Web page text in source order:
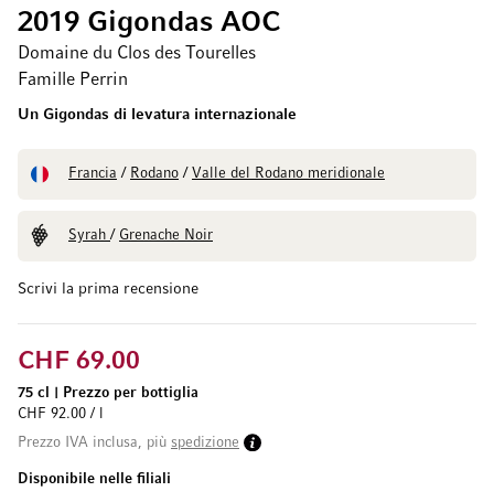
Scrivi la prima recensione
2019 Gigondas AOC
Domaine du Clos des Tourelles
Famille Perrin
Un Gigondas di levatura internazionale
Francia / Rodano / Valle del Rodano meridionale
Syrah/ Grenache Noir
CHF 69.00
75 cl
Prezzo per bottiglia
CHF 92.00 / l
Prezzo IVA inclusa, più spedizione
Disponibile nelle filiali